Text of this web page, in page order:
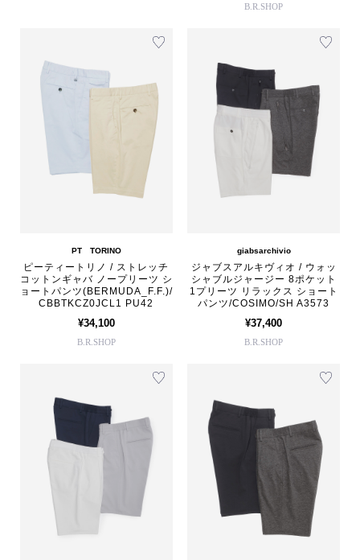
B.R.SHOP
PT TORINO
ピーティートリノ / ストレッチ
コットンギャバ ノープリーツ シ
ョートパンツ(BERMUDA_F.F.)/
CBBTKCZ0JCL1 PU42
¥34,100
B.R.SHOP
giabsarchivio
ジャブスアルキヴィオ / ウォッ
シャブルジャージー 8ポケット
1プリーツ リラックス ショート
パンツ/COSIMO/SH A3573
¥37,400
B.R.SHOP